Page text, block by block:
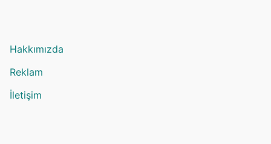
Hakkımızda
Reklam
İletişim